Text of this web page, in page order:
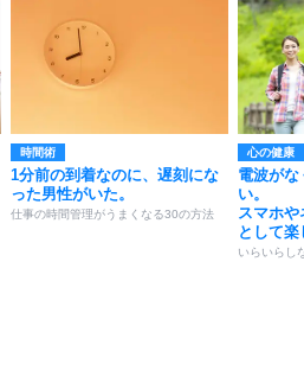
時間術
1分前の到着なのに、遅刻にな
った男性がいた。
仕事の時間管理がうまくなる30の方法
心の健康
電波が
い。
スマホ
として楽
いらいらし